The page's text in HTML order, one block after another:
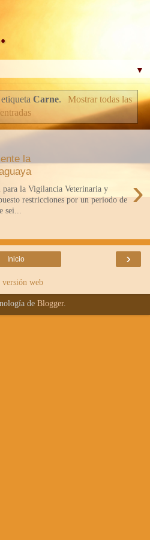
▼
etiquetaCarne.
Mostrar todas las
entradas
la
›
la Vigilancia Veterinaria y
restricciones por un periodo de
›
Inicio
versión web
de Blogger.